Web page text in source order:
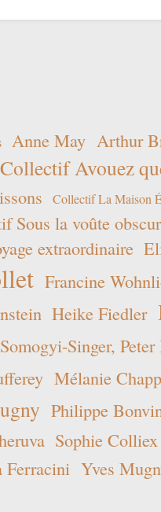
Anne May Arthur
Collectif Avouez
Collectif La Maison
Sous la voûte
extraordinaire
Francine
Heike Fiedler
Singer,
Mélanie
Philippe
Sophie Colliex
Ferracini Yves